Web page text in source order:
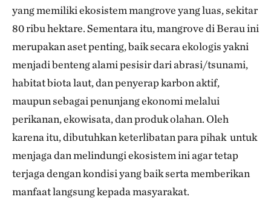
yang memiliki ekosistem mangrove yang luas, sekitar
80 ribu hektare. Sementara itu, mangrove di Berau ini
merupakan aset penting, baik secara ekologis yakni
menjadi benteng alami pesisir dari abrasi/tsunami,
habitat biota laut, dan penyerap karbon aktif,
maupun sebagai penunjang ekonomi melalui
perikanan, ekowisata, dan produk olahan. Oleh
karena itu, dibutuhkan keterlibatan para pihak untuk
menjaga dan melindungi ekosistem ini agar tetap
terjaga dengan kondisi yang baik serta memberikan
manfaat langsung kepada masyarakat.